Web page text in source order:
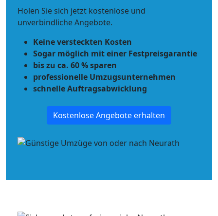
Holen Sie sich jetzt kostenlose und
unverbindliche Angebote.
Keine versteckten Kosten
Sogar möglich mit einer Festpreisgarantie
bis zu ca. 60 % sparen
professionelle Umzugsunternehmen
schnelle Auftragsabwicklung
Kostenlose Angebote erhalten